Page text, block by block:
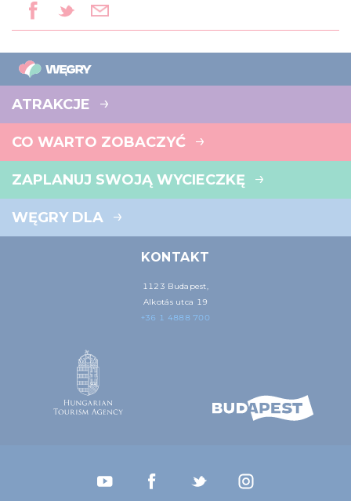
ATRAKCJE
CO WARTO ZOBACZYĆ
ZAPLANUJ SWOJĄ WYCIECZKĘ
WĘGRY DLA
KONTAKT
1123 Budapest,
Alkotás utca 19
+36 1 4888 700